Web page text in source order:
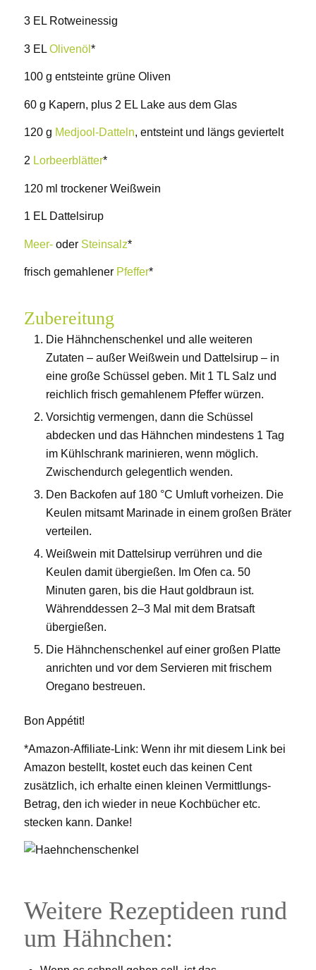
3 EL Rotweinessig
3 EL Olivenöl *
100 g entsteinte grüne Oliven
60 g Kapern, plus 2 EL Lake aus dem Glas
120 g Medjool-Datteln, entsteint und längs geviertelt
2 Lorbeerblätter*
120 ml trockener Weißwein
1 EL Dattelsirup
Meer-oder Steinsalz*
frisch gemahlener Pfeffer*
Zubereitung
Die Hähnchenschenkel und alle weiteren
Zutaten – außer Weißwein und Dattelsirup – in
eine große Schüssel geben. Mit 1 TL Salz und
reichlich frisch gemahlenem Pfeffer würzen.
Vorsichtig vermengen, dann die Schüssel
abdecken und das Hähnchen mindestens 1 Tag
im Kühlschrank marinieren, wenn möglich.
Zwischendurch gelegentlich wenden.
Den Backofen auf 180 °C Umluft vorheizen. Die
Keulen mitsamt Marinade in einem großen Bräter
verteilen.
Weißwein mit Dattelsirup verrühren und die
Keulen damit übergießen. Im Ofen ca. 50
Minuten garen, bis die Haut goldbraun ist.
Währenddessen 2–3 Mal mit dem Bratsaft
übergießen.
Die Hähnchenschenkel auf einer großen Platte
anrichten und vor dem Servieren mit frischem
Oregano bestreuen.
Bon Appétit!
*Amazon-Affiliate-Link: Wenn ihr mit diesem Link bei
Amazon bestellt, kostet euch das keinen Cent
zusätzlich, ich erhalte einen kleinen Vermittlungs-
Betrag, den ich wieder in neue Kochbücher etc.
stecken kann. Danke!
Weitere Rezeptideen rund
um Hähnchen: